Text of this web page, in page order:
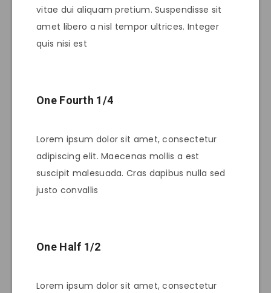
vitae dui aliquam pretium. Suspendisse sit
amet libero a nisl tempor ultrices. Integer
quis nisi est
One Fourth 1/4
Lorem ipsum dolor sit amet, consectetur
adipiscing elit. Maecenas mollis a est
suscipit malesuada. Cras dapibus nulla sed
justo convallis
One Half 1/2
Lorem ipsum dolor sit amet, consectetur